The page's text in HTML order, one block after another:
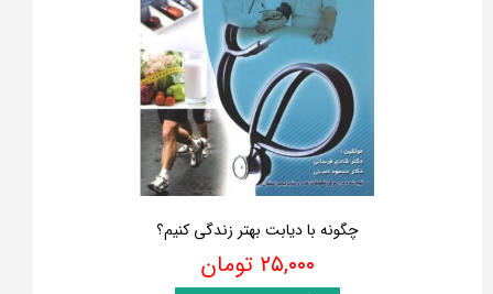
چگونه با دیابت بهتر زندگی کنیم؟
۲۵,۰۰۰ تومان